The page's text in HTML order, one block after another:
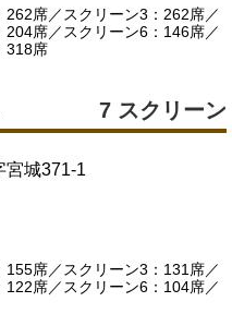
席／スクリーン3：262席／
席／スクリーン6：146席／
318席
7 スクリーン
宮城371-1
席／スクリーン3：131席／
席／スクリーン6：104席／